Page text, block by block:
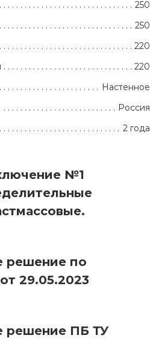
250
250
220
220
Настенное
Россия
2 года
№1
решение по
29.05.2023
решение ПБ ТУ